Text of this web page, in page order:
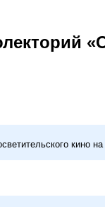
кино